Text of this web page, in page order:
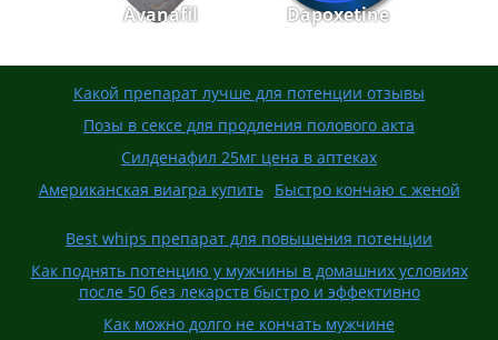
Avanafil Dapoxetine
Какой препарат лучше для потенции отзывы
Позы в сексе для продления полового акта
Силденафил 25мг цена в аптеках
Американская виагра купить
Быстро кончаю с женой
Best whips препарат для повышения потенции
Как поднять потенцию у мужчины в домашних условиях
после 50 без лекарств быстро и эффективно
Как можно долго не кончать мужчине